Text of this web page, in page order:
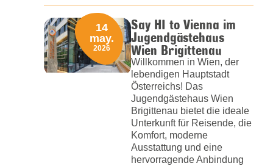
Say HI to Vienna im
Jugendgästehaus
Wien Brigittenau
Willkommen in Wien, der
lebendigen Hauptstadt
Österreichs! Das
Jugendgästehaus Wien
Brigittenau bietet die ideale
Unterkunft für Reisende, die
Komfort, moderne
Ausstattung und eine
hervorragende Anbindung
14
may.
2026